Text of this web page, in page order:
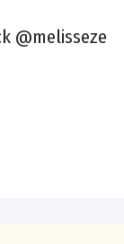
@melisseze